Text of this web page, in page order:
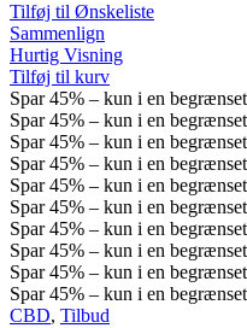
Tilføj til Ønskeliste
Sammenlign
Hurtig Visning
Tilføj til kurv
Spar45% – kun i en
Spar45% – kun i en
Spar45% – kun i en
Spar45% – kun i en
Spar45% – kun i en
Spar45% – kun i en
Spar45% – kun i en
Spar45% – kun i en
Spar45% – kun i en
Spar45% – kun i en
CBD, Tilbud